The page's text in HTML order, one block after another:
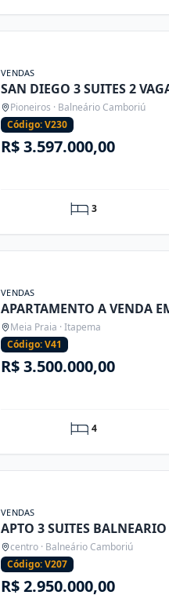
VENDAS
SAN DIEGO 3 SUITES 2
Pioneiros · Balneário Camboriú
Código: V230
R$ 3.597.000,00
3
VENDAS
APARTAMENTO A VENDA
Meia Praia · Itapema
Código: V41
R$ 3.500.000,00
4
VENDAS
APTO 3 SUITES
centro · Balneário Camboriú
Código: V207
R$ 2.950.000,00